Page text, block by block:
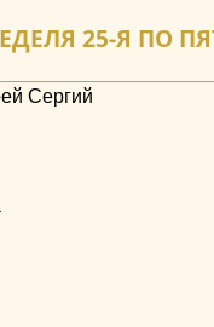
25-Я ПО
Сергий